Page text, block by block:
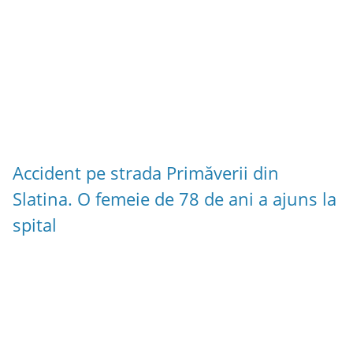
Accident pe strada Primăverii din
Slatina. O femeie de 78 de ani a ajuns la
spital